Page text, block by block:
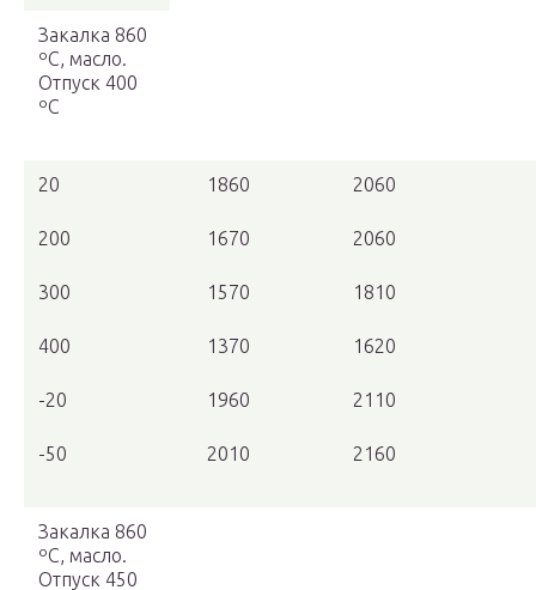
Закалка 860
ºС, масло.
Отпуск 400
ºС
20
200
300
400
-20
-50
1860
1670
1570
1370
1960
2010
2060
2060
1810
1620
2110
2160
Закалка 860
ºС, масло.
Отпуск 450